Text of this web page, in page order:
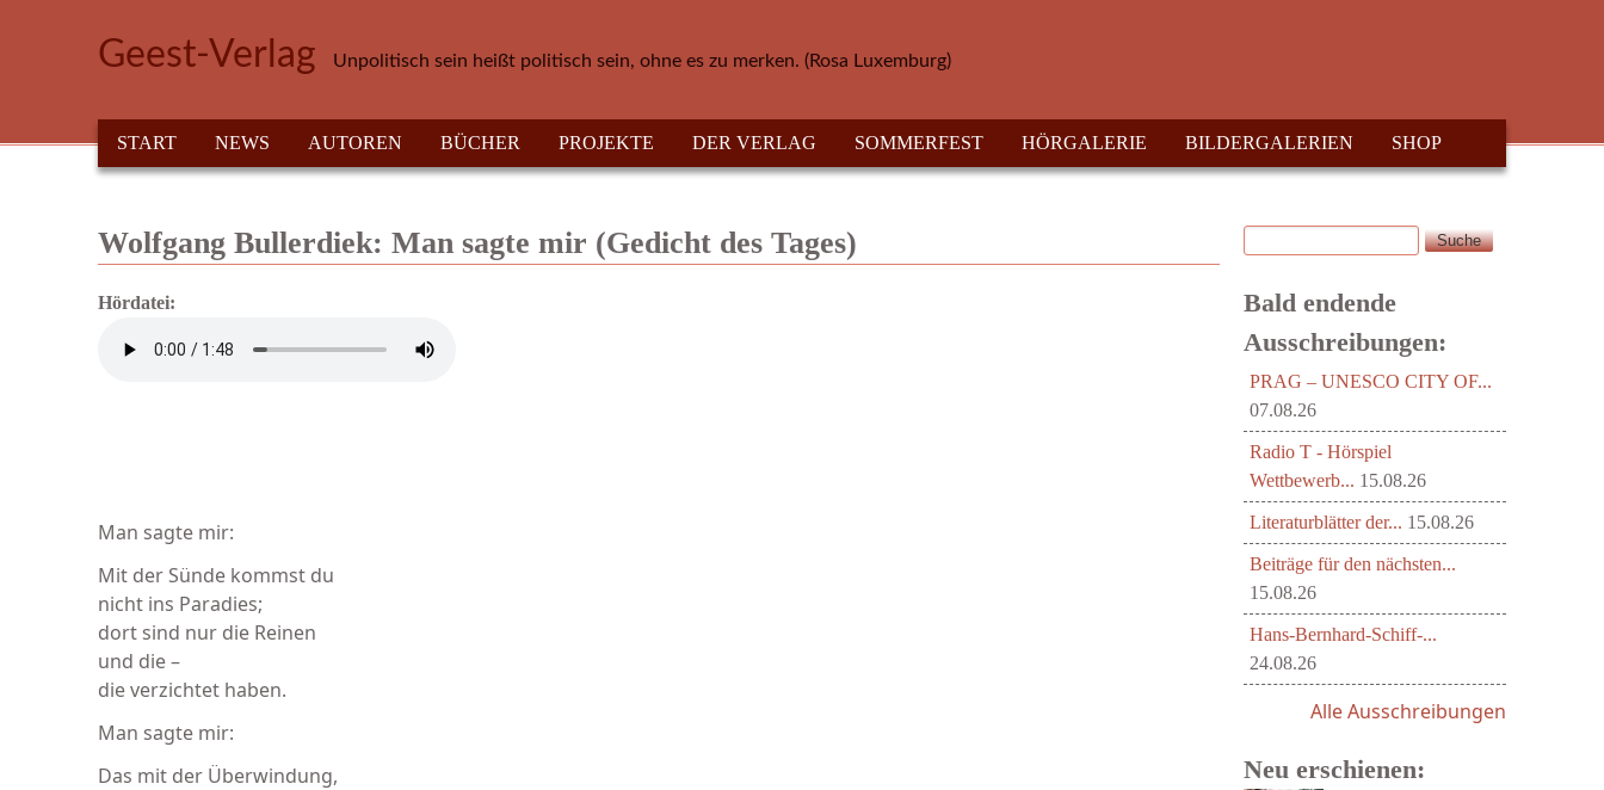
Geest-Verlag Unpolitisch sein heißt politisch sein, ohne es zu merken. (Rosa Luxemburg)
HAUPTMENÜ
START NEWS AUTOREN BÜCHER PROJEKTE DER VERLAG SOMMERFEST HÖRGALERIE BILDERGALERIEN SHOP
Wolfgang Bullerdiek: Man sagte mir (Gedicht des Tages)
Hördatei:
Man sagte mir:
Mit der Sünde kommst du
nicht ins Paradies;
dort sind nur die Reinen
und die –
die verzichtet haben.
Man sagte mir:
Das mit der Überwindung,
Suchformular
Suche
Bald endende
Ausschreibungen:
PRAG – UNESCO CITY OF...
07.08.26
Radio T - Hörspiel
Wettbewerb... 15.08.26
Literaturblätter der... 15.08.26
Beiträge für den nächsten...
15.08.26
Hans-Bernhard-Schiff-...
24.08.26
Alle Ausschreibungen
Neu erschienen: